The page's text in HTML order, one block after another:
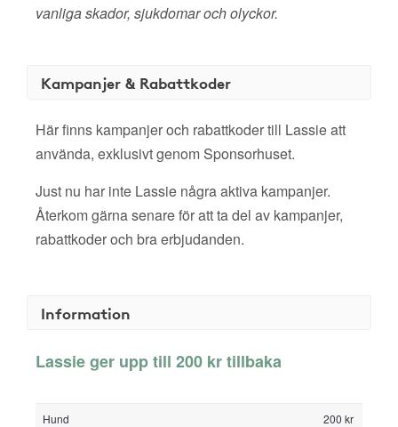
vanliga skador, sjukdomar och olyckor.
Kampanjer & Rabattkoder
Här finns kampanjer och rabattkoder till Lassie att
använda, exklusivt genom Sponsorhuset.
Just nu har inte Lassie några aktiva kampanjer.
Återkom gärna senare för att ta del av kampanjer,
rabattkoder och bra erbjudanden.
Information
Lassie ger upp till 200 kr tillbaka
Hund
200 kr